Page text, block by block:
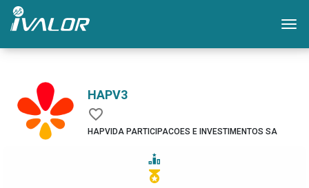
HAPV3
HAPVIDA PARTICIPACOES E INVESTIMENTOS SA